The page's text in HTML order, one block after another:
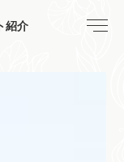
紹介